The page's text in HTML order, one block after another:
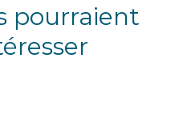
pourraient